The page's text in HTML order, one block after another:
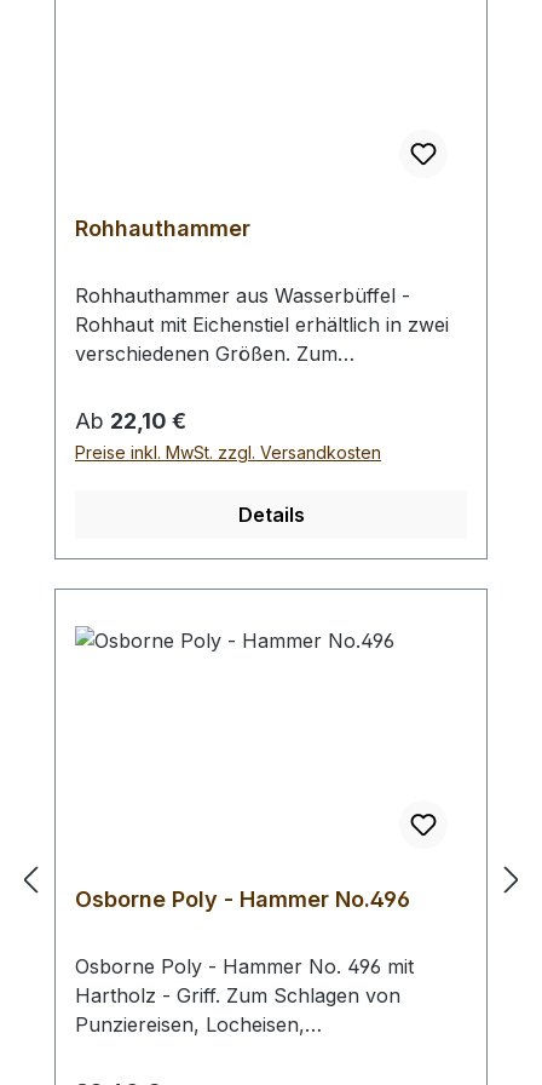
Rohhauthammer
Rohhauthammer aus Wasserbüffel -
Rohhaut mit Eichenstiel erhältlich in zwei
verschiedenen Größen. Zum
Locheisen, Punziereisen, etc.
Auswahlliste:#1 Gesamtgewicht: 295
Gramm / Kopf - Ø : 48 mm / Gesamtlänge
Kopf - Ø : 42 mm / Gesamtlänge : 290 mm
- Bei einer Bestellung 1 Stück erhalten Sie
1 Rohhauthammer der gewählten Größe.
Regulärer Preis:
Ab 22,10 €
Preise inkl. MwSt. zzgl. Versandkosten
Details
Osborne Poly - Hammer No.496
Osborne Poly - Hammer No. 496 mit
Hartholz - Griff. Zum Schlagen von
Punziereisen, Locheisen,